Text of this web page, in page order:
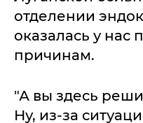
отделении
оказалась у нас
причинам.
"А вы здесь
Ну, из-за